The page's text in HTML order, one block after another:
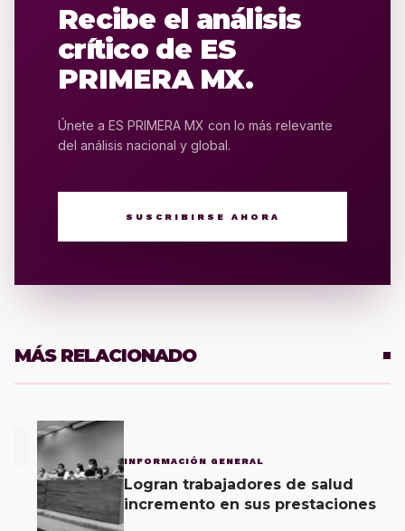
Recibe el análisis
crítico de ES
PRIMERA MX.
Únete a ES PRIMERA MX con lo más relevante
del análisis nacional y global.
SUSCRIBIRSE AHORA
MÁS RELACIONADO
INFORMACIÓN GENERAL
Logran trabajadores de salud
incremento en sus prestaciones